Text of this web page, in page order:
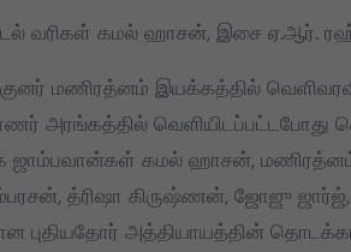
வரிகள் கமல் ஹாசன், இசை ஏ.ஆர்.
மணிரத்னம் இயக்கத்தில்
அரங்கத்தில்
ஜாம்பவான்கள் கமல் ஹாசன்,
த்ரிஷா கிருஷ்ணன், ஜோஜு
புதியதோர் அத்தியாயத்தின்
DMK
2026 தமிழக
சட்டமன்றத் தேர்தலில்,
பேட்டரி டார்ச்
சின்னத்தில் மட்டும்
தான் போட்டியிடுவது
Mar 25, 2026